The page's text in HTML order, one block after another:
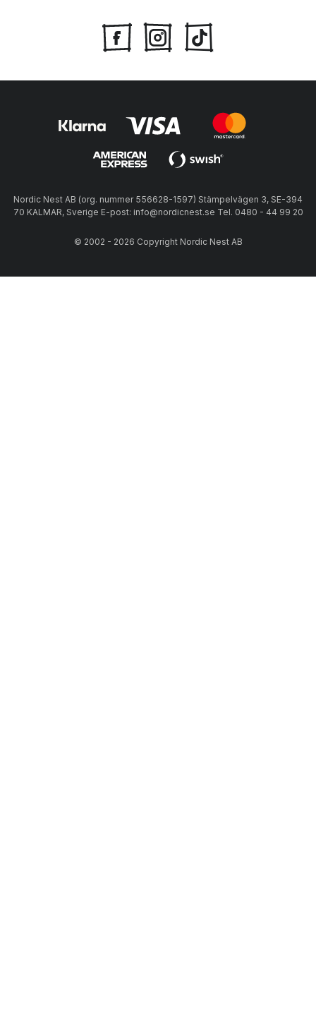
Nordic Nest AB (org. nummer 556628-1597) Stämpelvägen 3, SE-394
70 KALMAR, Sverige E-post: info@nordicnest.se Tel. 0480 - 44 99 20
© 2002 - 2026 Copyright Nordic Nest AB